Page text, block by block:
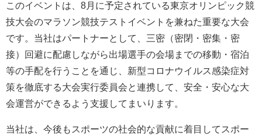
このイベントは、8月に予定されている東京オリンピック競
技大会のマラソン競技テストイベントを兼ねた重要な大会
です。当社はパートナーとして、三密（密閉・密集・密
接）回避に配慮しながら出場選手の会場までの移動・宿泊
等の手配を行うことを通じ、新型コロナウイルス感染症対
策を徹底する大会実行委員会と連携して、安全・安心な大
会運営ができるよう支援してまいります。
当社は、今後もスポーツの社会的な貢献に着目してスポー